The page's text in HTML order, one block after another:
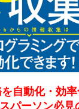
自動化・効
パーソン必見